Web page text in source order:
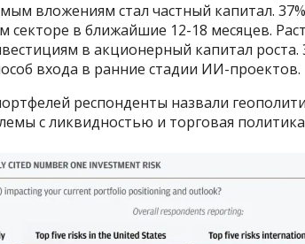
вложениям стал частный капитал.
секторе в ближайшие 12-18 месяцев.
в акционерный капитал роста.
входа в ранние стадии ИИ-проектов.
респонденты назвали
с ликвидностью и торговая политика